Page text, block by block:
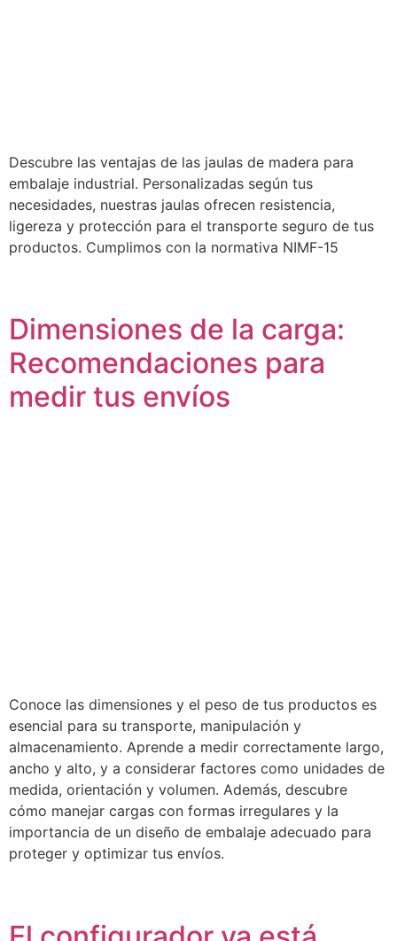
Descubre las ventajas de las jaulas de madera para
embalaje industrial. Personalizadas según tus
necesidades, nuestras jaulas ofrecen resistencia,
ligereza y protección para el transporte seguro de tus
productos. Cumplimos con la normativa NIMF-15
Dimensiones de la carga:
Recomendaciones para
medir tus envíos
Conoce las dimensiones y el peso de tus productos es
esencial para su transporte, manipulación y
almacenamiento. Aprende a medir correctamente largo,
ancho y alto, y a considerar factores como unidades de
medida, orientación y volumen. Además, descubre
cómo manejar cargas con formas irregulares y la
importancia de un diseño de embalaje adecuado para
proteger y optimizar tus envíos.